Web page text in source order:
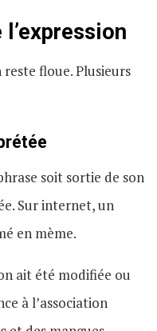
reste floue. Plusieurs
soit sortie de son
Sur internet, un
en mème.
ait été modifiée ou
à l’association